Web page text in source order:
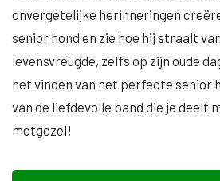
onvergetelijke herinneringen
senior hond en zie hoe hij straalt
levensvreugde, zelfs op zijn oude
het vinden van het perfecte senior
van de liefdevolle band die je deelt
metgezel!